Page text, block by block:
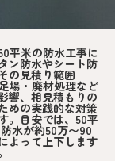
平米の防水工事に
ン防水やシート防
の見積り範囲
場・廃材処理など
響、相見積もりの
めの実践的な対策
。目安では、50平
水が約50万〜90
よって上下します